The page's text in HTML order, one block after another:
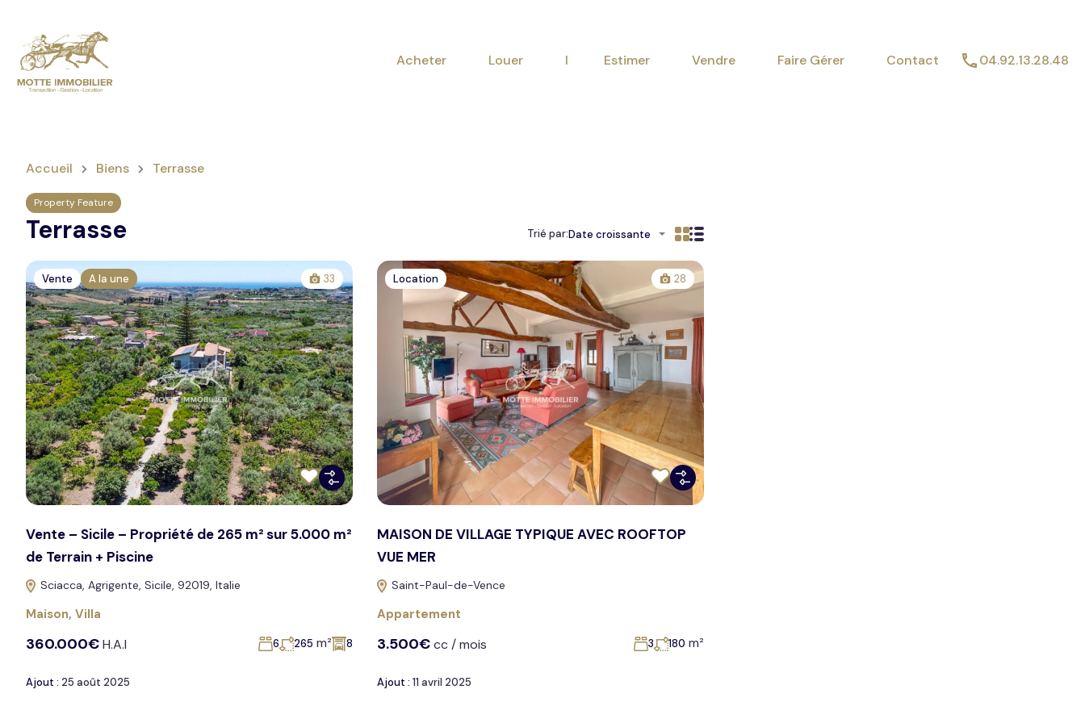
Acheter Louer I Estimer Vendre Faire Gérer Contact
Acheter Louer I Estimer Vendre Faire Gérer Contact 04.92.13.28.48
Accueil Biens Terrasse
Property Feature
Terrasse Trié par:Date croissante
Vente A la une 33
Vente – Sicile – Propriété de 265 m² sur 5.000 m²
de Terrain + Piscine
Sciacca, Agrigente, Sicile, 92019, Italie
Maison, Villa
360.000€H.A.I 6 265 m² 8
Ajout : 25 août 2025
Location 28
MAISON DE VILLAGE TYPIQUE AVEC ROOFTOP
VUE MER
Saint-Paul-de-Vence
Appartement
3.500€cc / mois 3 180 m²
Ajout : 11 avril 2025